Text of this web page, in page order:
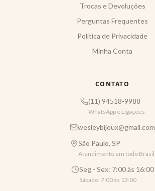
Trocas e Devoluções
Perguntas Frequentes
Política de Privacidade
Minha Conta
CONTATO
(11) 94518-9988
WhatsApp e Ligações
wesleybijoux@gmail.com
São Paulo, SP
Atendimento em todo Brasil
Seg - Sex: 7:00 às 16:00
Sábado: 7:00 às 13:00